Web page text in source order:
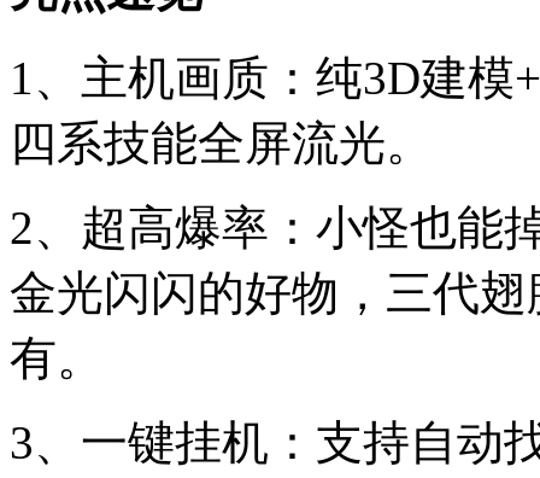
1、主机画质：纯3D建
四系技能全屏流光。
2、超高爆率：小怪也能
金光闪闪的好物，三代
有。
3、一键挂机：支持自动